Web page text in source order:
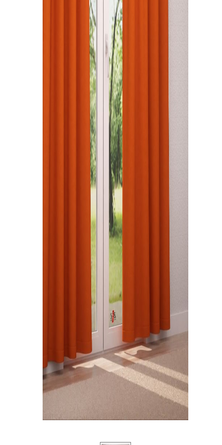
Gardinenstange